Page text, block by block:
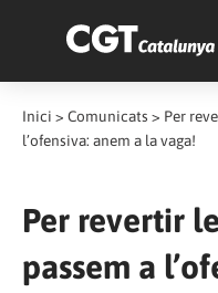
Inici > Comunicats > Per
l’ofensiva: anem a la vaga!
Per revertir
passem a